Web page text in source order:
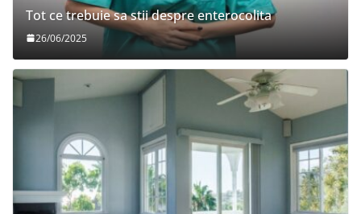
Tot ce trebuie sa stii despre enterocolita
26/06/2025